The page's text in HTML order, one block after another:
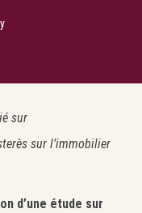
sur
sur l’immobilier
d’une étude sur